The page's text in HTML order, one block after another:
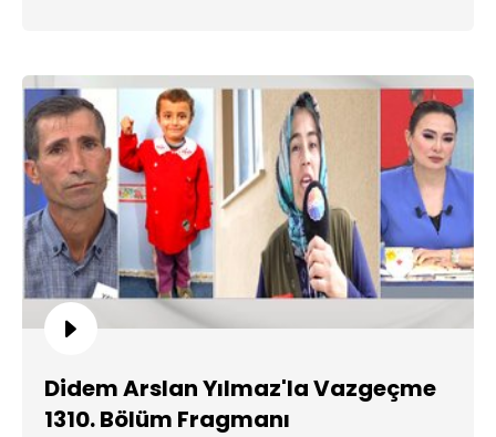
Didem Arslan Yılmaz'la Vazgeçme
1310. Bölüm Fragmanı